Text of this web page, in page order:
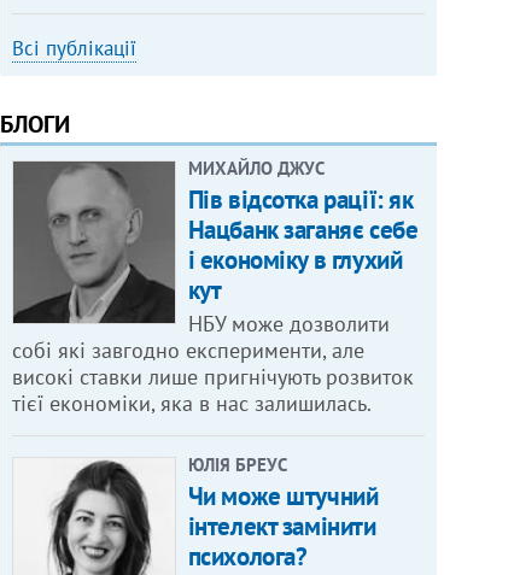
Всі публікації
БЛОГИ
МИХАЙЛО ДЖУС
Пів відсотка рації: як
Нацбанк заганяє себе
і економіку в глухий
кут
НБУ може дозволити
собі які завгодно експерименти, але
високі ставки лише пригнічують розвиток
тієї економіки, яка в нас залишилась.
ЮЛІЯ БРЕУС
Чи може штучний
інтелект замінити
психолога?